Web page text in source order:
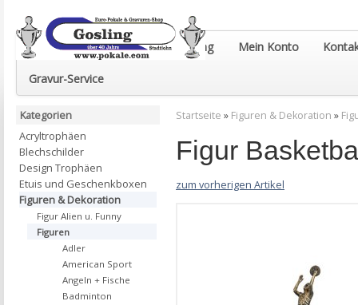
Euro-Pokale & Gravur-Shop Gosling Mein Konto
Gravur-Service
Startseite » Figuren & Dekoration »
Figur
zum vorherigen Artikel
Kategorien
Acryltrophäen
Blechschilder
Design Trophäen
Etuis und Geschenkboxen
Figuren & Dekoration
Figur Alien u. Funny
Figuren
Adler
American Sport
Angeln + Fische
Badminton